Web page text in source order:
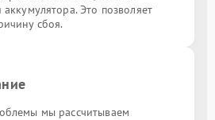
Это позволяет
сбоя.
мы рассчитываем